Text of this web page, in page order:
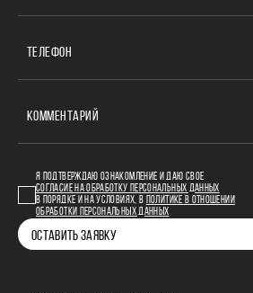
ТЕЛЕФОН
КОММЕНТАРИЙ
Я ПОДТВЕРЖДАЮ ОЗНАКОМЛЕНИЕ И ДАЮ СВОЕ
СОГЛАСИЕ НА ОБРАБОТКУ ПЕРСОНАЛЬНЫХ ДАННЫХ
В ПОРЯДКЕ И НА УСЛОВИЯХ, В
ПОЛИТИКЕ В ОТНОШЕНИИ
ОБРАБОТКИ ПЕРСОНАЛЬНЫХ ДАННЫХ
ОСТАВИТЬ ЗАЯВКУ